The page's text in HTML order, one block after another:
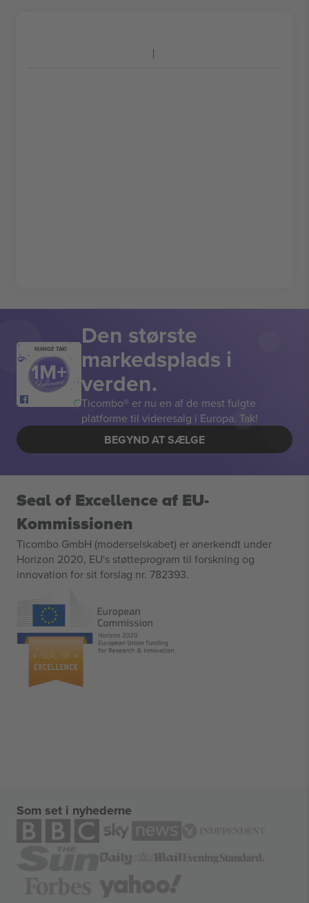
MANGE TAK! Den største
markedsplads i
verden.
Ticombo® er nu en af de mest fulgte
platforme til videresalg i Europa. Tak!
BEGYND AT SÆLGE
Seal of Excellence af EU-
Kommissionen
Ticombo GmbH (moderselskabet) er anerkendt under
Horizon 2020, EU's støtteprogram til forskning og
innovation for sit forslag nr. 782393.
Som set i nyhederne